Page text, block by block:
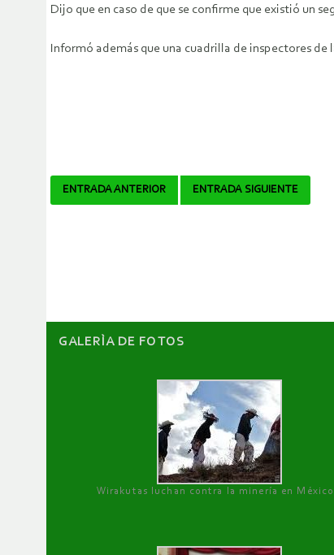
Dijo que en caso de que se confirme que existió un
Informó además que una cuadrilla de inspectores
Navegador
ENTRADA ANTERIOR ENTRADA SIGUIENTE
GALERÌA DE FOTOS
Wirakutas luchan contra la minería en México